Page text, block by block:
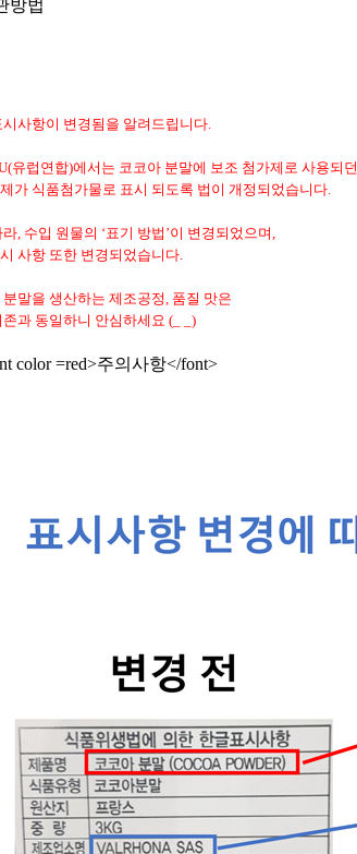
시사항이 변경됨을 알려드립니다.
유럽연합)에서는 코코아 분말에 보조 첨가제로 사용되던
가 식품첨가물로 표시 되도록 법이 개정되었습니다.
, 수입 원물의 ‘표기 방법’이 변경되었으며,
사항 또한 변경되었습니다.
분말을 생산하는 제조공정, 품질 맛은
존과 동일하니 안심하세요 (_ _)